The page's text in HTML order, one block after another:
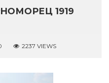
1919
2237 VIEWS